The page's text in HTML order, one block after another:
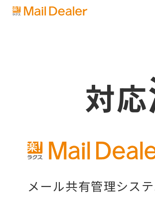
対応
メール共有管理シス